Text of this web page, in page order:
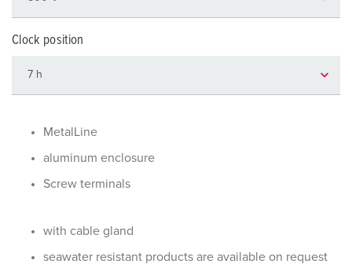
Clock position
MetalLine
aluminum enclosure
Screw terminals
with cable gland
seawater resistant products are available on request